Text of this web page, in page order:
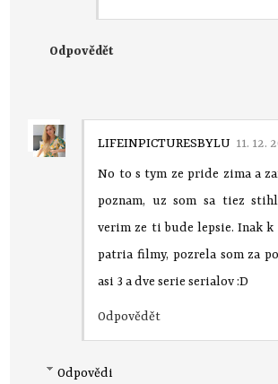
Odpovědět
LIFEINPICTURESBYLU 11. 12.
No to s tym ze pride zima a
poznam, uz som sa tiez
verim ze ti bude lepsie. Inak k
patria filmy, pozrela som za
asi 3 a dve serie serialov :D
Odpovědět
Odpovědi